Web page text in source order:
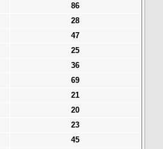
86
28
47
25
36
69
21
20
23
45